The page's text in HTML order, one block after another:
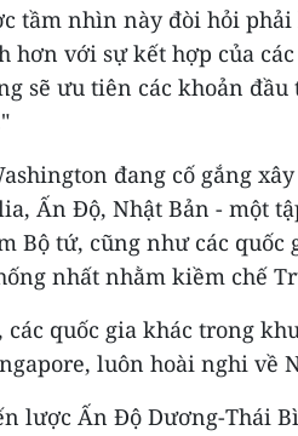
tầm nhìn này đòi hỏi
hơn với sự kết hợp của
sẽ ưu tiên các khoản
đang cố gắng
Ấn Độ, Nhật Bản - một
Bộ tứ, cũng như các
nhất nhằm kiềm chế
các quốc gia khác trong
luôn hoài nghi về
lược Ấn Độ Dương-Thái